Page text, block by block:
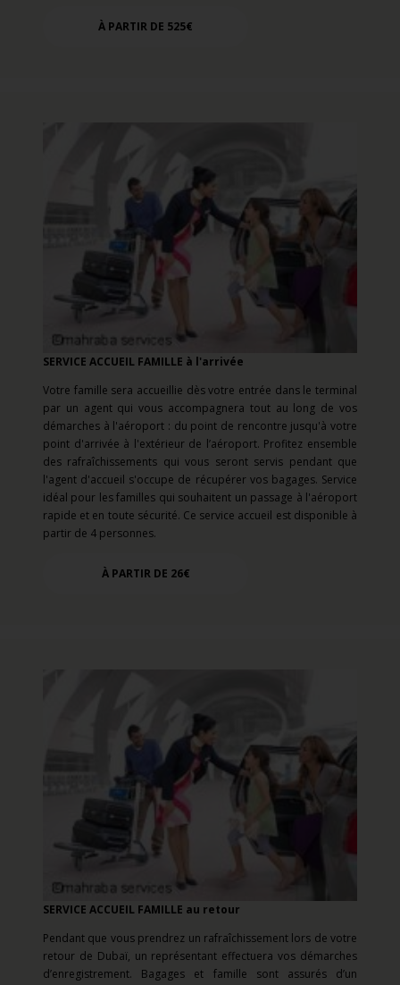
À PARTIR DE 525€
SERVICE ACCUEIL FAMILLE à l'arrivée
Votre famille sera accueillie dès votre entrée dans le terminal
par un agent qui vous accompagnera tout au long de vos
démarches à l'aéroport : du point de rencontre jusqu'à votre
point d'arrivée à l'extérieur de l’aéroport. Profitez ensemble
des rafraîchissements qui vous seront servis pendant que
l'agent d'accueil s'occupe de récupérer vos bagages. Service
idéal pour les familles qui souhaitent un passage à l'aéroport
rapide et en toute sécurité. Ce service accueil est disponible à
partir de 4 personnes.
À PARTIR DE 26€
SERVICE ACCUEIL FAMILLE au retour
Pendant que vous prendrez un rafraîchissement lors de votre
retour de Dubaï, un représentant effectuera vos démarches
d’enregistrement. Bagages et famille sont assurés d’un